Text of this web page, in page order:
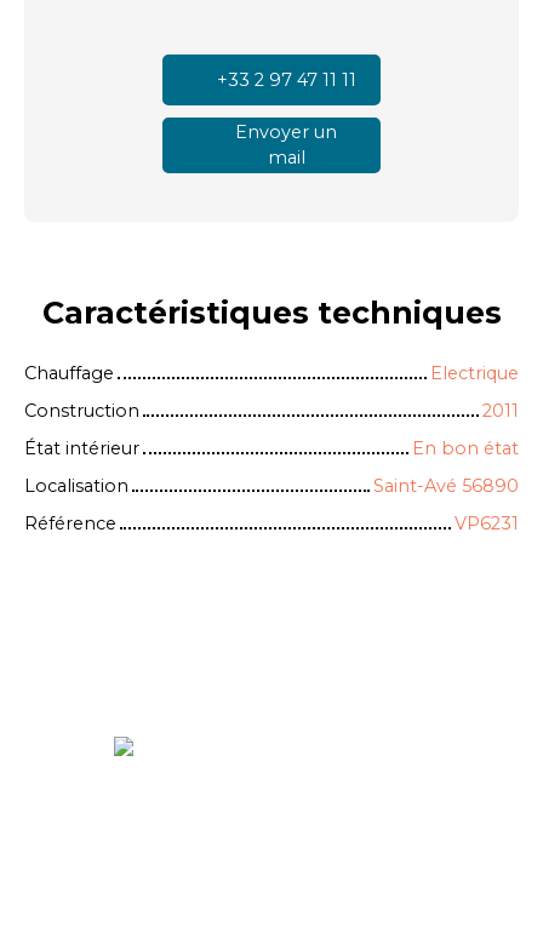
+33 2 97 47 11 11
Envoyer un
mail
Caractéristiques techniques
Chauffage
Electrique
Construction
2011
État intérieur
En bon état
Localisation
Saint-Avé 56890
Référence
VP6231